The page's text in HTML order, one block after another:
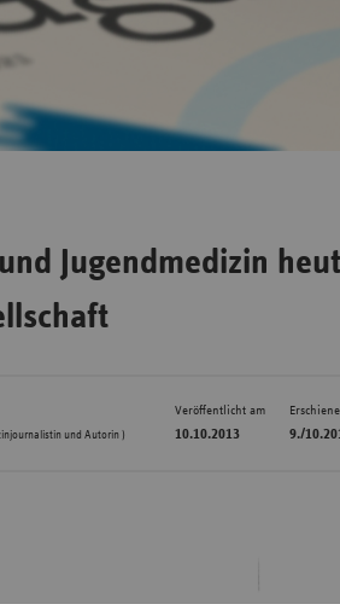
Berlin/
Jugendmedizin
und Autorin )
Veröffentlicht am
10.10.2013 9./